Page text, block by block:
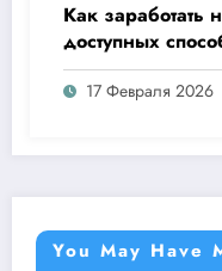
Как заработать
доступных
варианты
грузовом
17 Февраля 2026
You May Have